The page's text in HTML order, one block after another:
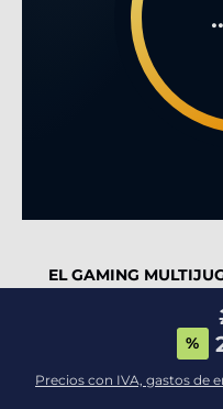
EL GAMING
Dotado de una caja
configuración es
más intransigentes
%
Precios con IVA, gastos de